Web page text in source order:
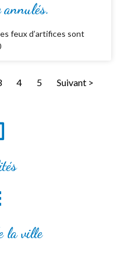
feux d’artifices sont
4 5 Suivant >
la ville